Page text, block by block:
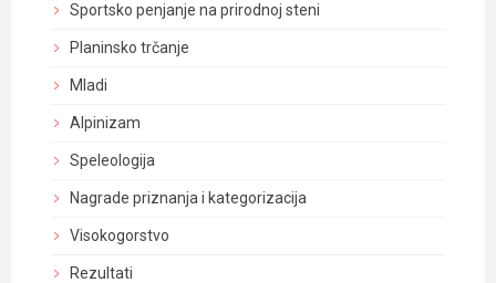
Sportsko penjanje na prirodnoj steni
Planinsko trčanje
Mladi
Alpinizam
Speleologija
Nagrade priznanja i kategorizacija
Visokogorstvo
Rezultati